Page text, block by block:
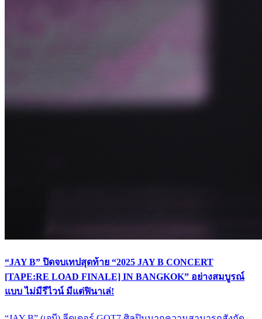
“JAY B” ปิดจบเทปสุดท้าย “2025 JAY B CONCERT
[TAPE:RE LOAD FINALE] IN BANGKOK” อย่างสมบูรณ์
แบบ ไม่มีรีไวน์ มีแต่ฟินาเล่!